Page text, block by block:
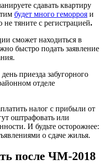
сдавать квартиру
будет много геморроя и
тяните с регистрацией.
сможет находиться в
быстро подать заявление
приезда забугорного
отделе
налог с прибыли от
оштрафовать или
И будьте осторожнее:
о сдаче жилья.
после ЧМ-2018